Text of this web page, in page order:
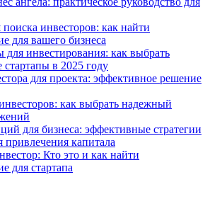
инвесторов: как найти
для вашего бизнеса
для инвестирования: как выбрать
в 2025 году
для проекта: эффективное решение
как выбрать надежный
для бизнеса: эффективные стратегии
привлечения капитала
Кто это и как найти
для стартапа